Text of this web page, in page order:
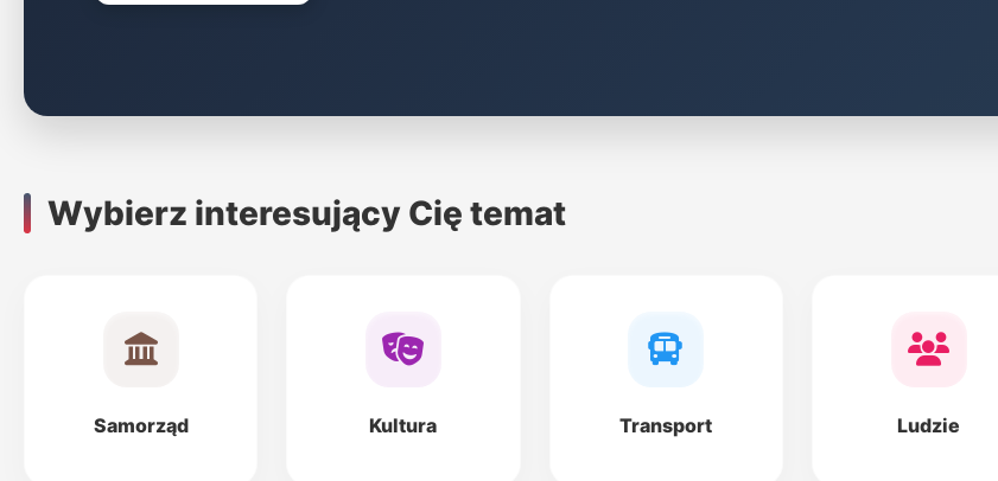
Wybierz interesujący Cię temat
Samorząd Kultura Transport Ludzie